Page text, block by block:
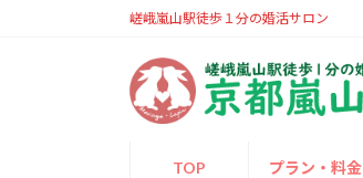
嵯峨嵐山駅徒歩１分の婚活サロン
TOP プラン・料金